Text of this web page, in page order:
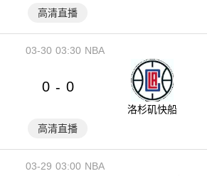
高清直播
03:30
03-30 NBA
0 - 0
洛杉矶快船
高清直播
03:00
03-29 NBA